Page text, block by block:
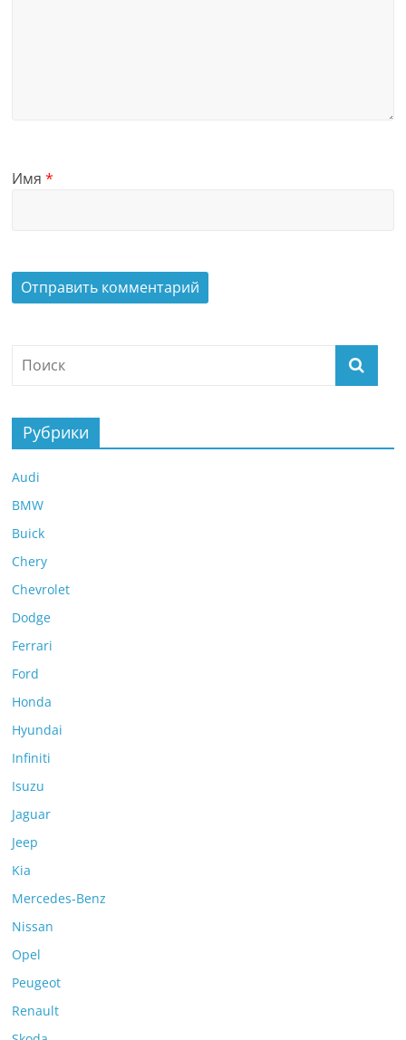
Имя*
Рубрики
Audi
BMW
Buick
Chery
Chevrolet
Dodge
Ferrari
Ford
Honda
Hyundai
Infiniti
Isuzu
Jaguar
Jeep
Kia
Mercedes-Benz
Nissan
Opel
Peugeot
Renault